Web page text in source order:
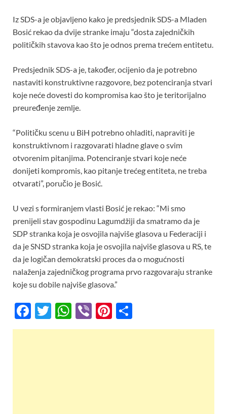
Iz SDS-a je objavljeno kako je predsjednik SDS-a Mladen
Bosić rekao da dvije stranke imaju “dosta zajedničkih
političkih stavova kao što je odnos prema trećem entitetu.
Predsjednik SDS-a je, također, ocijenio da je potrebno
nastaviti konstruktivne razgovore, bez potenciranja stvari
koje neće dovesti do kompromisa kao što je teritorijalno
preuređenje zemlje.
“Političku scenu u BiH potrebno ohladiti, napraviti je
konstruktivnom i razgovarati hladne glave o svim
otvorenim pitanjima. Potenciranje stvari koje neće
donijeti kompromis, kao pitanje trećeg entiteta, ne treba
otvarati”, poručio je Bosić.
U vezi s formiranjem vlasti Bosić je rekao: “Mi smo
prenijeli stav gospodinu Lagumdžiji da smatramo da je
SDP stranka koja je osvojila najviše glasova u Federaciji i
da je SNSD stranka koja je osvojila najviše glasova u RS, te
da je logičan demokratski proces da o mogućnosti
nalaženja zajedničkog programa prvo razgovaraju stranke
koje su dobile najviše glasova.”
F
ac
T
w
W
h
Vi
b
Pi
nt h